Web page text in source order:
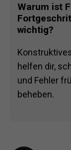
Warum ist
wichtig?
helfen dir,
und Fehler
beheben.